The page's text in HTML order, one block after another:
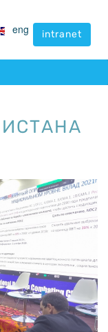
eng intranet
eng intranet